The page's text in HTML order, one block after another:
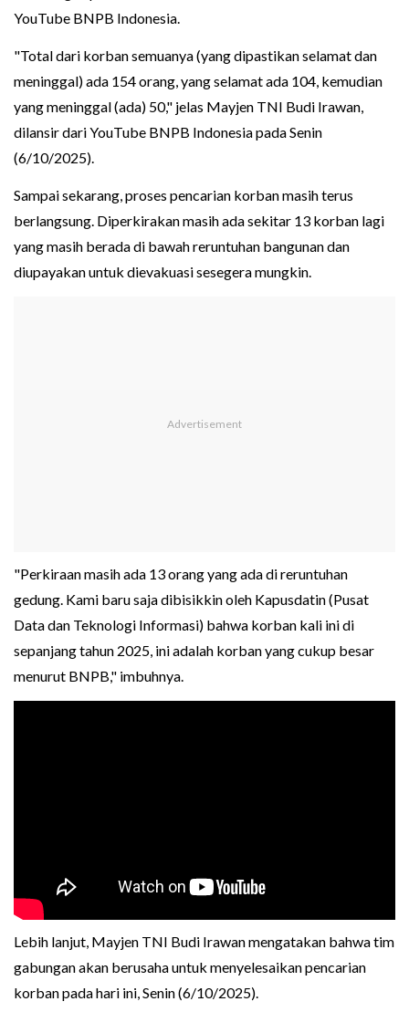
YouTube BNPB Indonesia.
"Total dari korban semuanya (yang dipastikan selamat dan
meninggal) ada 154 orang, yang selamat ada 104, kemudian
yang meninggal (ada) 50," jelas Mayjen TNI Budi Irawan,
dilansir dari YouTube BNPB Indonesia pada Senin
(6/10/2025).
Sampai sekarang, proses pencarian korban masih terus
berlangsung. Diperkirakan masih ada sekitar 13 korban lagi
yang masih berada di bawah reruntuhan bangunan dan
diupayakan untuk dievakuasi sesegera mungkin.
"Perkiraan masih ada 13 orang yang ada di reruntuhan
gedung. Kami baru saja dibisikkin oleh Kapusdatin (Pusat
Data dan Teknologi Informasi) bahwa korban kali ini di
sepanjang tahun 2025, ini adalah korban yang cukup besar
menurut BNPB," imbuhnya.
Lebih lanjut, Mayjen TNI Budi Irawan mengatakan bahwa tim
gabungan akan berusaha untuk menyelesaikan pencarian
korban pada hari ini, Senin (6/10/2025).